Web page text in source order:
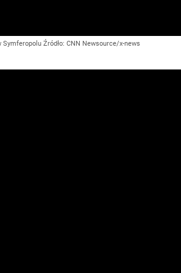
Symferopolu Źródło: CNN Newsource/x-news